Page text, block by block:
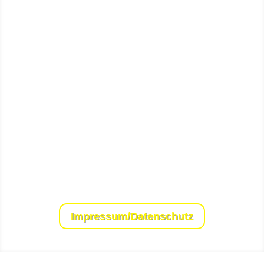
Impressum/Datenschutz